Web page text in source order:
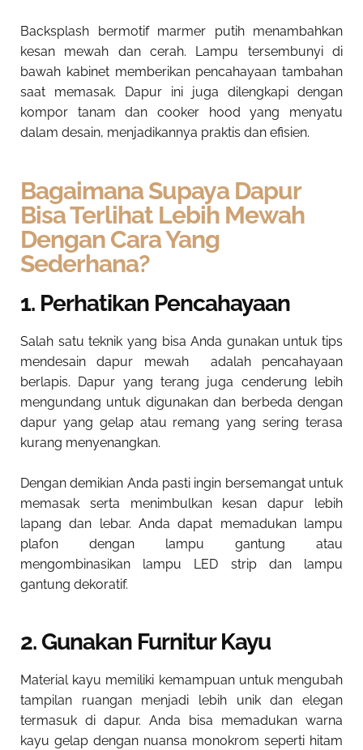
Backsplash bermotif marmer putih menambahkan
kesan mewah dan cerah. Lampu tersembunyi di
bawah kabinet memberikan pencahayaan tambahan
saat memasak. Dapur ini juga dilengkapi dengan
kompor tanam dan cooker hood yang menyatu
dalam desain, menjadikannya praktis dan efisien.
Bagaimana Supaya Dapur
Bisa Terlihat Lebih Mewah
Dengan Cara Yang
Sederhana?
1. Perhatikan Pencahayaan
Salah satu teknik yang bisa Anda gunakan untuk tips
mendesain dapur mewah adalah pencahayaan
berlapis. Dapur yang terang juga cenderung lebih
mengundang untuk digunakan dan berbeda dengan
dapur yang gelap atau remang yang sering terasa
kurang menyenangkan.
Dengan demikian Anda pasti ingin bersemangat untuk
memasak serta menimbulkan kesan dapur lebih
lapang dan lebar. Anda dapat memadukan lampu
plafon dengan lampu gantung atau
mengombinasikan lampu LED strip dan lampu
gantung dekoratif.
2. Gunakan Furnitur Kayu
Material kayu memiliki kemampuan untuk mengubah
tampilan ruangan menjadi lebih unik dan elegan
termasuk di dapur. Anda bisa memadukan warna
kayu gelap dengan nuansa monokrom seperti hitam